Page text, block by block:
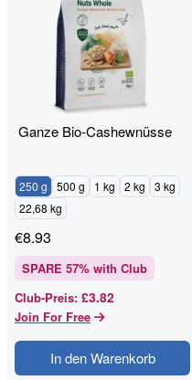
Ganze Bio-Cashewnüsse
250 g 500 g 1 kg 2 kg
3 kg
22,68 kg
€8.93
SPARE 57% with Club
Club-Preis: £3.82
Join For Free
In den Warenkorb